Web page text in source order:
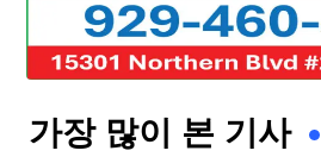
가장 많이 본 기사